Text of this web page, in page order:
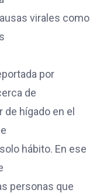
virales como
por
de
de hígado en el
hábito. En ese
personas que